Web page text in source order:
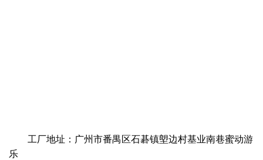
工厂地址：广州市番禺区石碁镇塱边村基业南巷蜜动游
乐